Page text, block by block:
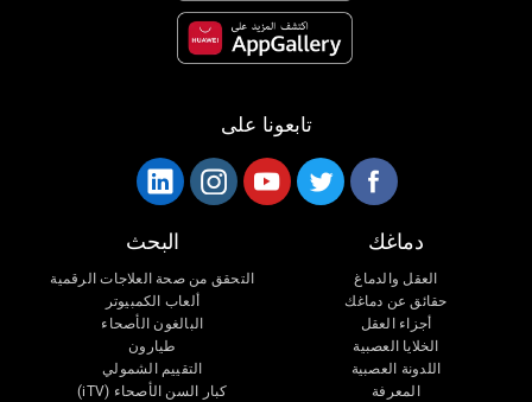
تابعونا على
دماغك
العقل والدماغ
حقائق عن دماغك
أجزاء العقل
الخلايا العصبية
اللدونة العصبية
المعرفة
البحث
التحقق من صحة العلاجات الرقمية
ألعاب الكمبيوتر
البالغون الأصحاء
طيارون
التقييم الشمولي
كبار السن الأصحاء (iTV)